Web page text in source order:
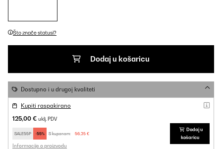
Što znače statusi?
Dodaj u košaricu
Dostupno i u drugoj kvaliteti
Kupiti raspakirano
125,00 € uklj. PDV
SALE55P -55% S kuponom: 56,25 €
Informacije o proizvodu
Dodaj u
košaricu